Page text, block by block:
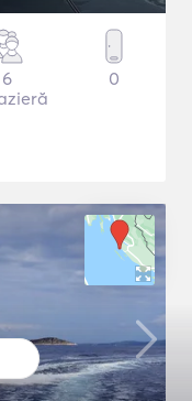
6
0